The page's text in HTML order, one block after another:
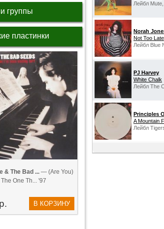
группы
пластинки
& The Bad ...— (Are You)
The One Th... '97
В КОРЗИНУ
Лейбл Mute,
Norah
Not Too Late
Лейбл Blue
PJ Harvey
White Chalk
Лейбл The
Principles
A Mountain
Лейбл